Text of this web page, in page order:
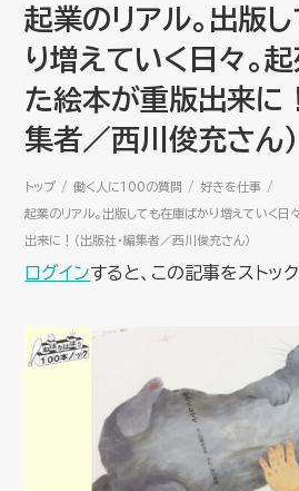
起業のリアル。出版
り増えていく日々。
た絵本が重版出来に
集者／西川俊充さん）
トップ 働く人に100の質問 好きを仕事
起業のリアル。出版しても在庫ばかり増えていく
出来に！（出版社・編集者／西川俊充さん）
ログインすると、この記事をストッ